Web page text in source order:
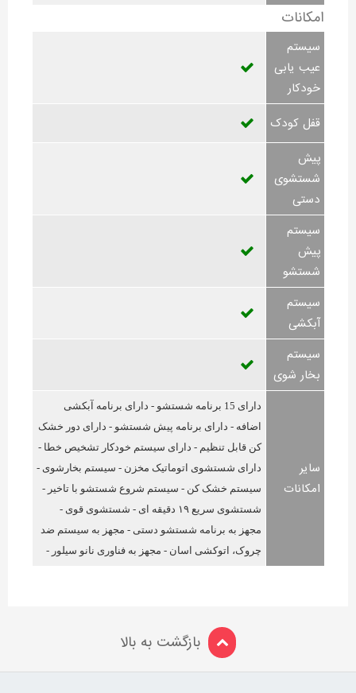
امکانات
سیستم
عیب یابی
خودکار
قفل کودک
پیش
شستشوی
دستی
سیستم
پیش
شستشو
سیستم
آبکشی
سیستم
بخار شوی
سایر
امکانات
دارای 15 برنامه شستشو - دارای برنامه آبکشی
اضافه - دارای برنامه پیش شستشو - دارای دور خشک
کن قابل تنظیم - دارای سیستم خودکار تشخیص خطا -
دارای شستشوی اتوماتیک مخزن - سیستم بخارشوی -
سیستم خشک کن - سیستم شروع شستشو با تاخیر -
شستشوی سریع ۱۹ دقیقه ای - شستشوی قوی -
مجهز به برنامه شستشو دستی - مجهز به سیستم ضد
چروک، اتوکشی اسان - مجهز به فناوری نانو سیلور -
بازگشت به بالا